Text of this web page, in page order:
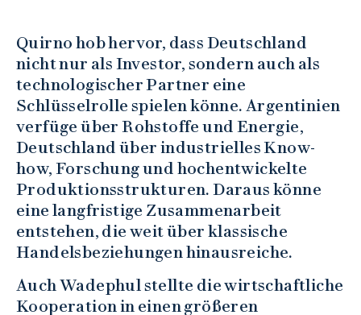
Quirno hob hervor, dass Deutschland
nicht nur als Investor, sondern auch als
technologischer Partner eine
Schlüsselrolle spielen könne. Argentinien
verfüge über Rohstoffe und Energie,
Deutschland über industrielles Know-
how, Forschung und hochentwickelte
Produktionsstrukturen. Daraus könne
eine langfristige Zusammenarbeit
entstehen, die weit über klassische
Handelsbeziehungen hinausreiche.
Auch Wadephul stellte die wirtschaftliche
Kooperation in einen größeren